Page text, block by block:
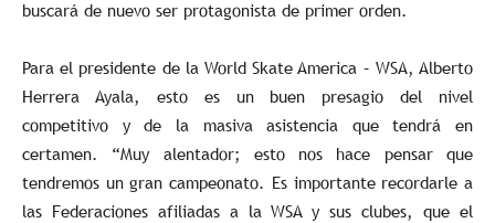
buscará de nuevo ser protagonista de primer orden.
Para el presidente de la World Skate America – WSA, Alberto
Herrera Ayala, esto es un buen presagio del nivel
competitivo y de la masiva asistencia que tendrá en
certamen. “Muy alentador; esto nos hace pensar que
tendremos un gran campeonato. Es importante recordarle a
las Federaciones afiliadas a la WSA y sus clubes, que el